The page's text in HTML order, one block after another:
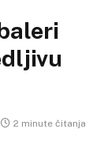
2 minute čitanja